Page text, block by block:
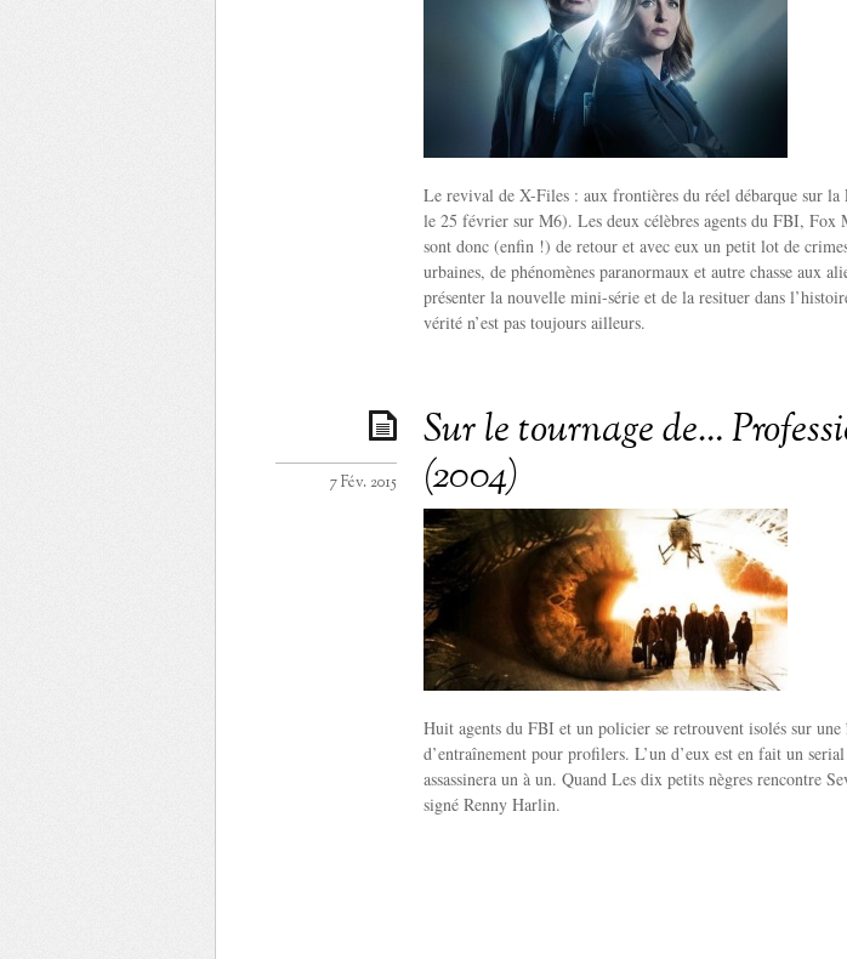
Le revival de X-Files : aux frontières du réel débarque sur
le 25 février sur M6). Les deux célèbres agents du FBI, Fox
sont donc (enfin !) de retour et avec eux un petit lot de
urbaines, de phénomènes paranormaux et autre chasse aux
présenter la nouvelle mini-série et de la resituer dans
vérité n’est pas toujours ailleurs.
Sur le tournage de…
(2004)
7 Fév. 2015
Huit agents du FBI et un policier se retrouvent isolés sur une
d’entraînement pour profilers. L’un d’eux est en fait un
assassinera un à un. Quand Les dix petits nègres rencontre
signé Renny Harlin.